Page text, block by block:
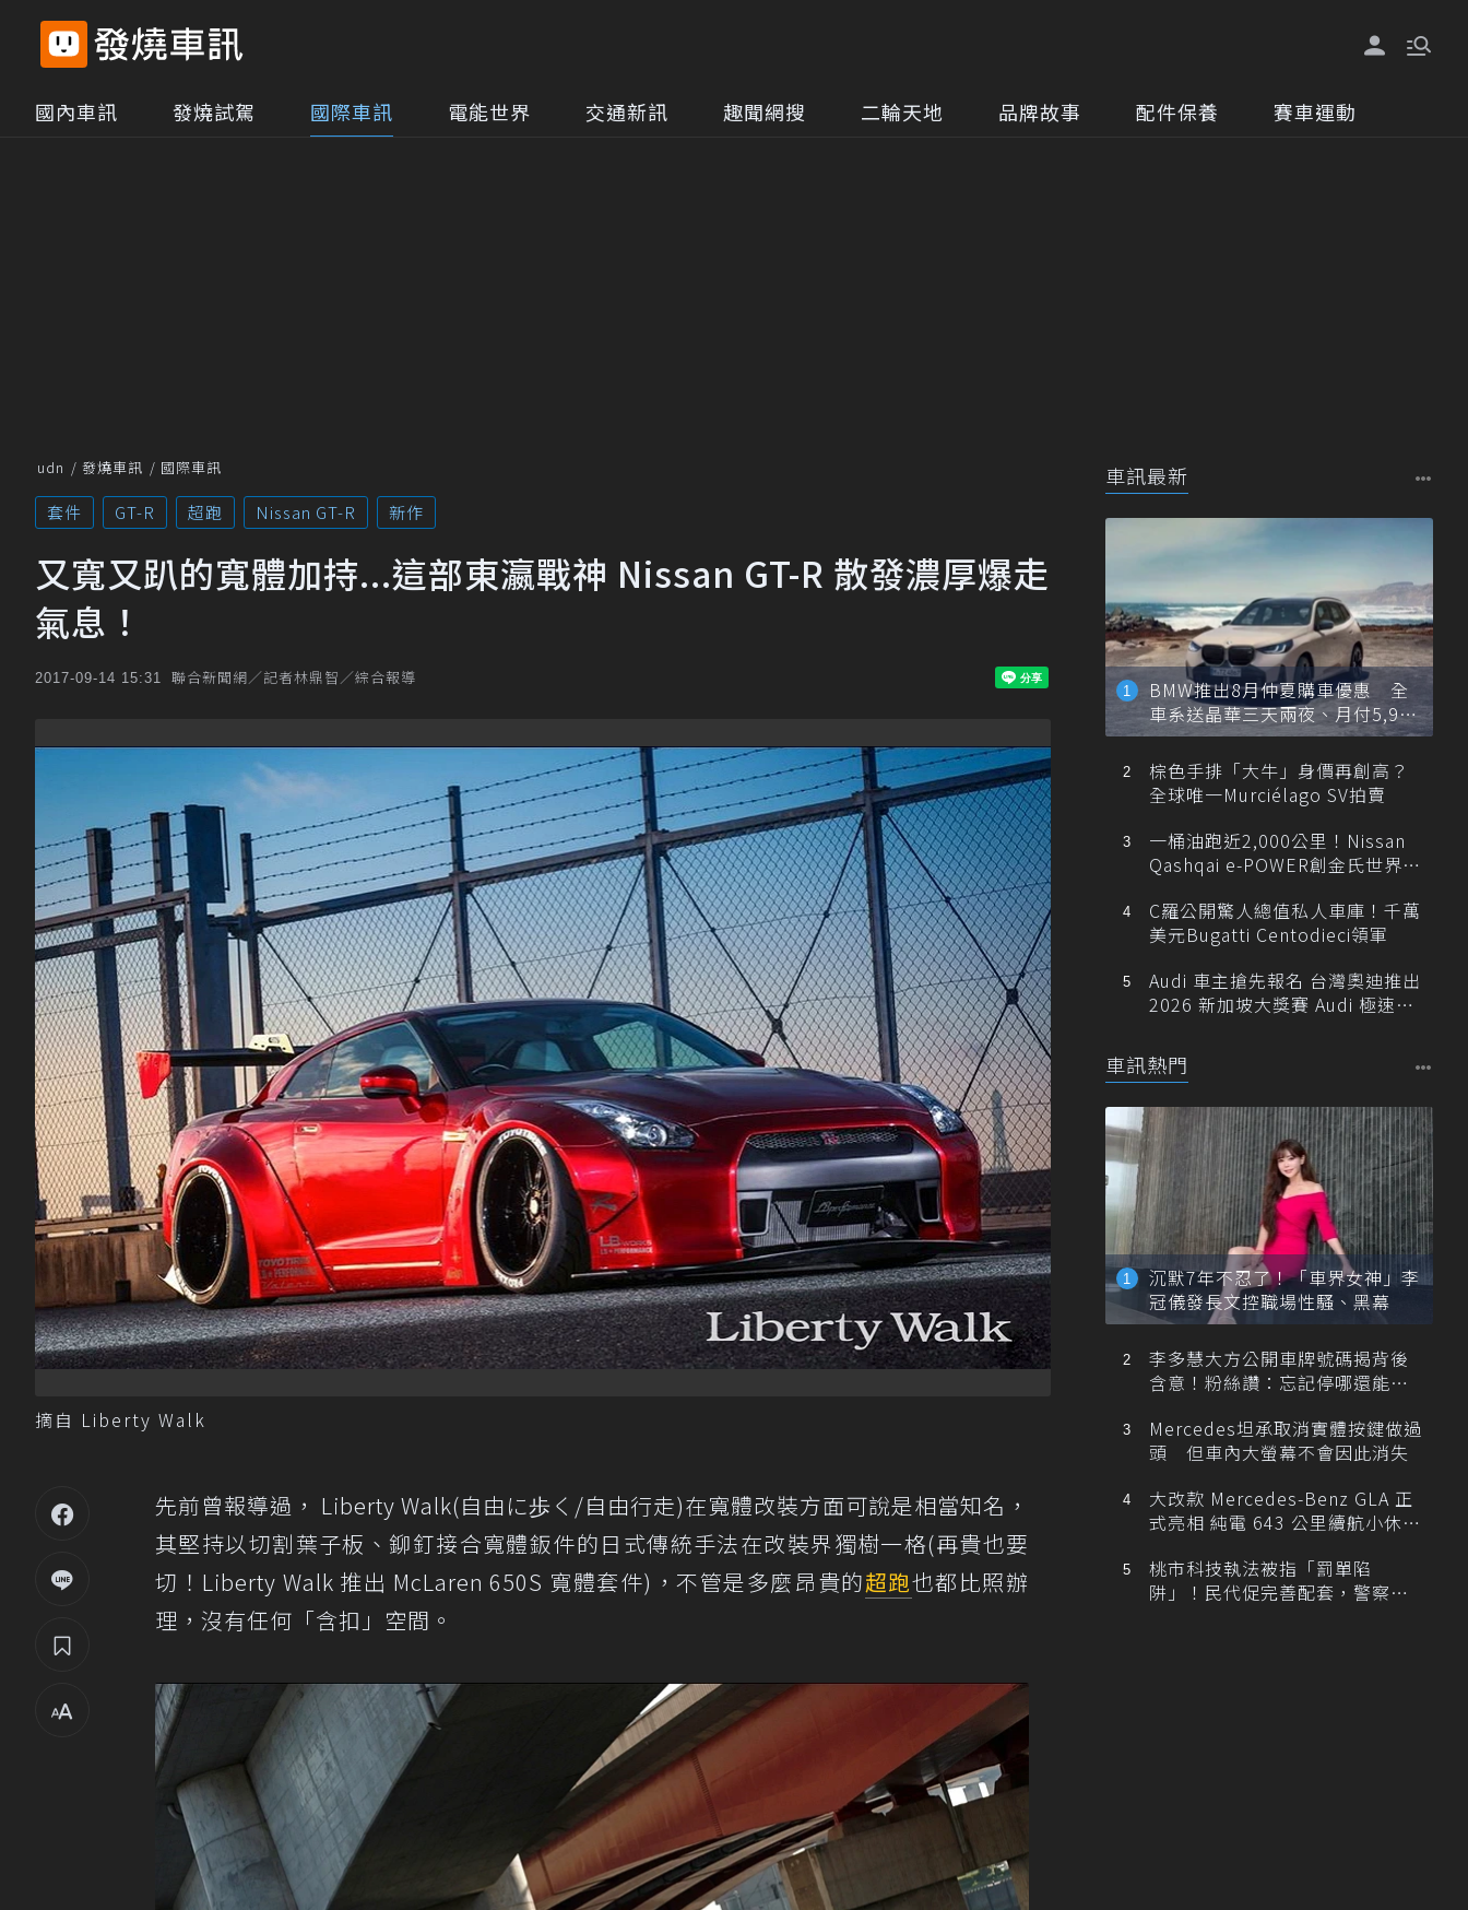
國內車訊 發燒試駕 國際車訊 電能世界 交通新訊 趣聞網搜 二輪天地 品牌故事 配件保養 賽車運動
udn 發燒車訊 國際車訊
套件 GT-R 超跑 Nissan GT-R 新作
又寬又趴的寬體加持...這部東瀛戰神 Nissan GT-R 散發濃厚爆走
氣息！
2017-09-14 15:31 聯合新聞網／記者林鼎智／綜合報導
摘自 Liberty Walk
先前曾報導過， Liberty Walk(自由に歩く/自由行走)在寬體改裝方面可說是相當知名，
其堅持以切割葉子板、鉚釘接合寬體鈑件的日式傳統手法在改裝界獨樹一格(再貴也要
切！Liberty Walk 推出 McLaren 650S 寬體套件)，不管是多麼昂貴的超跑也都比照辦
理，沒有任何「含扣」空間。
車訊最新
BMW推出8月仲夏購車優惠 全
車系送晶華三天兩夜、月付5,900
元起
棕色手排「大牛」身價再創高？
全球唯一Murciélago SV拍賣
一桶油跑近2,000公里！Nissan
Qashqai e-POWER創金氏世界紀
C羅公開驚人總值私人車庫！千萬
美元Bugatti Centodieci領軍
Audi 車主搶先報名 台灣奧迪推出
2026 新加坡大獎賽 Audi 極速之
車訊熱門
沉默7年不忍了！「車界女神」李
冠儀發長文控職場性騷、黑幕
李多慧大方公開車牌號碼揭背後
含意！粉絲讚：忘記停哪還能幫
Mercedes坦承取消實體按鍵做過
頭 但車內大螢幕不會因此消失
大改款 Mercedes-Benz GLA 正
式亮相 純電 643 公里續航小休
桃市科技執法被指「罰單陷
阱」！民代促完善配套，警察局